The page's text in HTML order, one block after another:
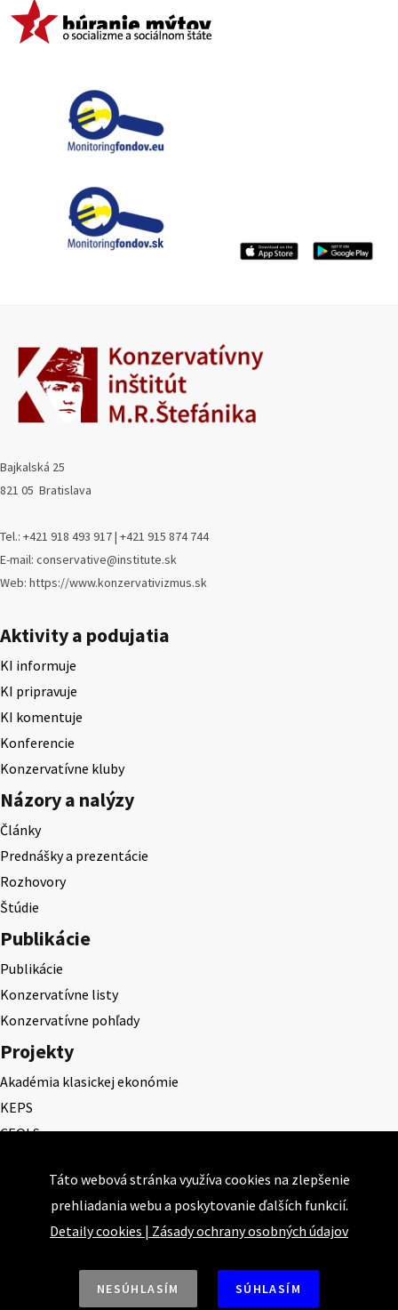
Bajkalská 25
821 05 Bratislava
Tel.: +421 918 493 917 | +421 915 874 744
E-mail: conservative@institute.sk
Web: https://www.konzervativizmus.sk
Aktivity a podujatia
KI informuje
KI pripravuje
KI komentuje
Konferencie
Konzervatívne kluby
Názory a nalýzy
Články
Prednášky a prezentácie
Rozhovory
Štúdie
Publikácie
Publikácie
Konzervatívne listy
Konzervatívne pohľady
Projekty
Akadémia klasickej ekonómie
KEPS
CEQLS
Cena Ernesta Valka
Študentská esej
Deň daňového odbremenenia
Táto webová stránka využíva cookies na zlepšenie
prehliadania webu a poskytovanie ďalších funkcií.
Detaily cookies | Zásady ochrany osobných údajov
NESÚHLASÍM SÚHLASÍM